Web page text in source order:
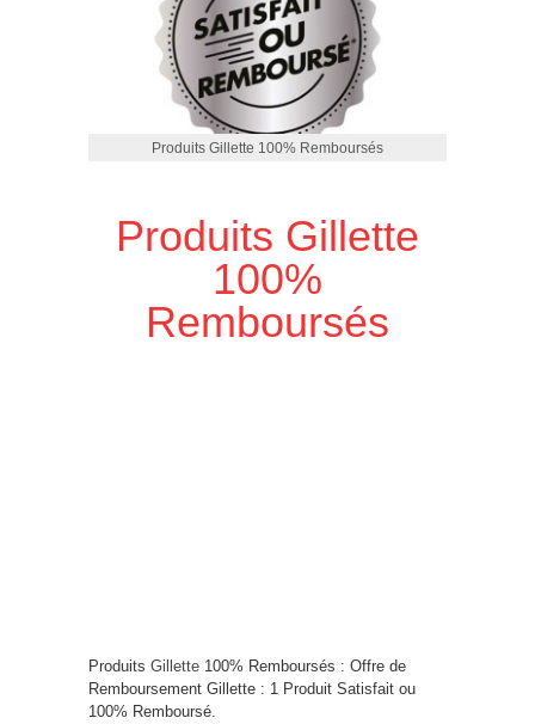
Produits Gillette 100% Remboursés
Produits Gillette
100%
Remboursés
Produits Gillette 100% Remboursés : Offre de
Remboursement Gillette : 1 Produit Satisfait ou
100% Remboursé.